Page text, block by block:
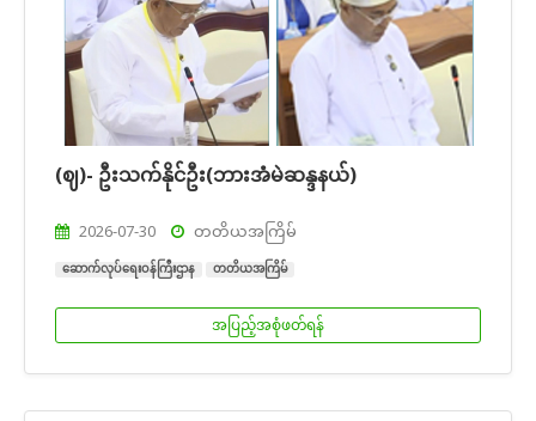
(ဈ)- ဦးသက်နိုင်ဦး(ဘားအံမဲဆန္ဒနယ်)
2026-07-30 တတိယအကြိမ်
ဆောက်လုပ်ရေးဝန်ကြီးဌာန တတိယအကြိမ်
အပြည့်အစုံဖတ်ရန်